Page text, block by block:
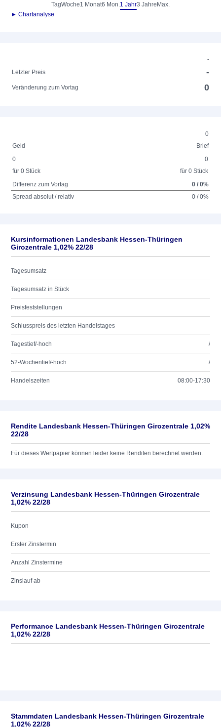
TagWoche1 Monat6 Mon.1 Jahr3 Jahre Max.
► Chartanalyse
-
Letzter Preis
-
Veränderung zum Vortag 0
0
Geld
Brief
0
für 0 Stück
0
für 0 Stück
Differenz zum Vortag
0 / 0%
Spread absolut / relativ
0 / 0%
Kursinformationen Landesbank Hessen-Thüringen
Girozentrale 1,02% 22/28
Tagesumsatz
Tagesumsatz in Stück
Preisfeststellungen
Schlusspreis des letzten Handelstages
Tagestief/-hoch /
52-Wochentief/-hoch /
Handelszeiten 08:00-17:30
Rendite Landesbank Hessen-Thüringen Girozentrale 1,02%
22/28
Für dieses Wertpapier können leider keine Renditen berechnet werden.
Verzinsung Landesbank Hessen-Thüringen Girozentrale
1,02% 22/28
Kupon
Erster Zinstermin
Anzahl Zinstermine
Zinslauf ab
Performance Landesbank Hessen-Thüringen Girozentrale
1,02% 22/28
Stammdaten Landesbank Hessen-Thüringen Girozentrale
1,02% 22/28